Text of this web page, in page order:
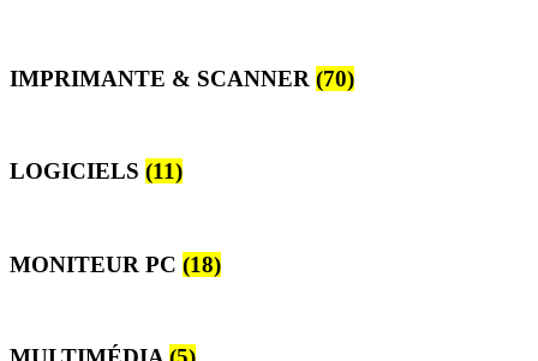
IMPRIMANTE & SCANNER (70)
LOGICIELS (11)
MONITEUR PC (18)